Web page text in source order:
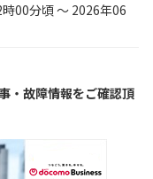
00分頃 〜 2026年06
・故障情報をご確認頂